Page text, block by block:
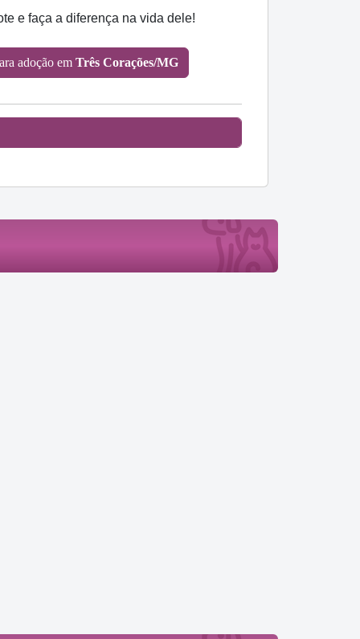
e faça a diferença na vida dele!
adoção em Três Corações/MG